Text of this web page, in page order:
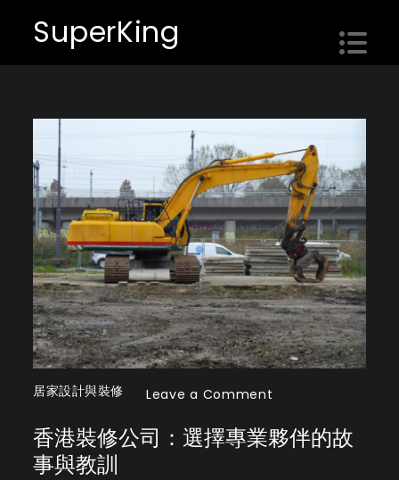
content
SuperKing
居家設計與裝修 Leave a Comment
港
香港裝修公司：選擇專業夥伴的故
事與教訓